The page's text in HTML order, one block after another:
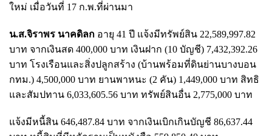
ใหม่ เมื่อวันที่ 17 ก.พ.ที่ผ่านมา
น.ส.จิราพร นาคดิลก อายุ 41 ปี แจ้งมีทรัพย์สิน 22,589,997.82
บาท จากเงินสด 400,000 บาท เงินฝาก (10 บัญชี) 7,432,392.26
บาท โรงเรือนและสิ่งปลูกสร้าง (บ้านพร้อมที่ดินย่านบางบอน
กทม.) 4,500,000 บาท ยานพาหนะ (2 คัน) 1,449,000 บาท สิทธิ
และสัมปทาน 6,033,605.56 บาท ทรัพย์สินอื่น 2,775,000 บาท
แจ้งมีหนี้สิน 646,487.84 บาท จากเงินเบิกเกินบัญชี 86,637.44